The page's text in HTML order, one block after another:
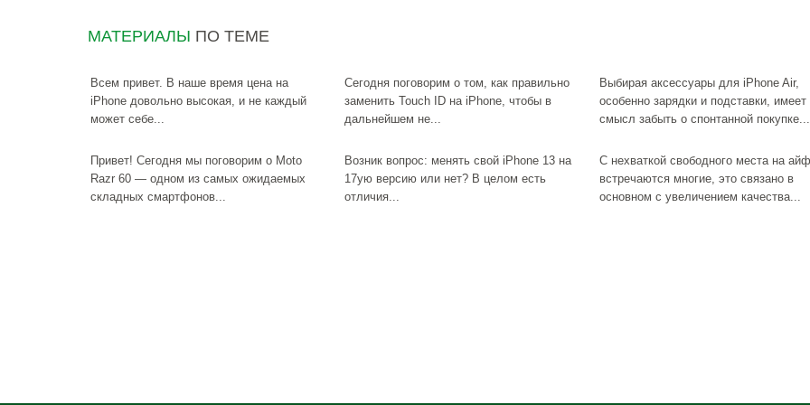
МАТЕРИАЛЫ ПО ТЕМЕ
Всем привет. В наше время цена на
iPhone довольно высокая, и не каждый
может себе...
Сегодня поговорим о том, как правильно
заменить Touch ID на iPhone, чтобы в
дальнейшем не...
Выбирая аксессуары для iPhone Air,
особенно зарядки и подставки, имеет
смысл забыть о спонтанной покупке...
Привет! Сегодня мы поговорим о Moto
Razr 60 — одном из самых ожидаемых
складных смартфонов...
Возник вопрос: менять свой iPhone 13 на
17ую версию или нет? В целом есть
отличия...
С нехваткой свободного места на
встречаются многие, это связано в
основном с увеличением качества...